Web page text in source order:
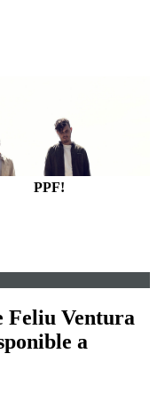
PPF!
Feliu Ventura
a